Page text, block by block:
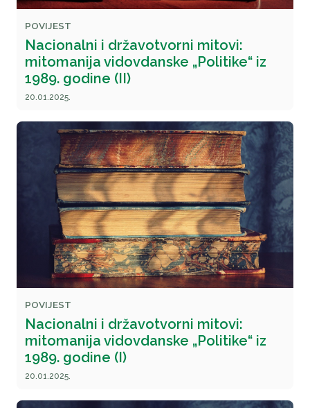
POVIJEST
Nacionalni i državotvorni mitovi:
mitomanija vidovdanske „Politike“ iz
1989. godine (II)
20.01.2025.
POVIJEST
Nacionalni i državotvorni mitovi:
mitomanija vidovdanske „Politike“ iz
1989. godine (I)
20.01.2025.